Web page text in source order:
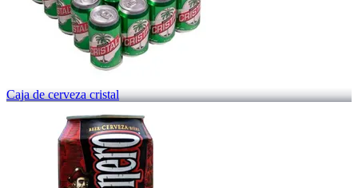
Caja de cerveza cristal